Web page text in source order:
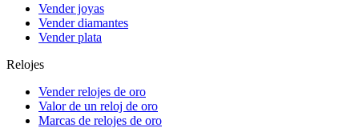
Vender joyas
Vender diamantes
Vender plata
Relojes
Vender relojes de oro
Valor de un reloj de oro
Marcas de relojes de oro